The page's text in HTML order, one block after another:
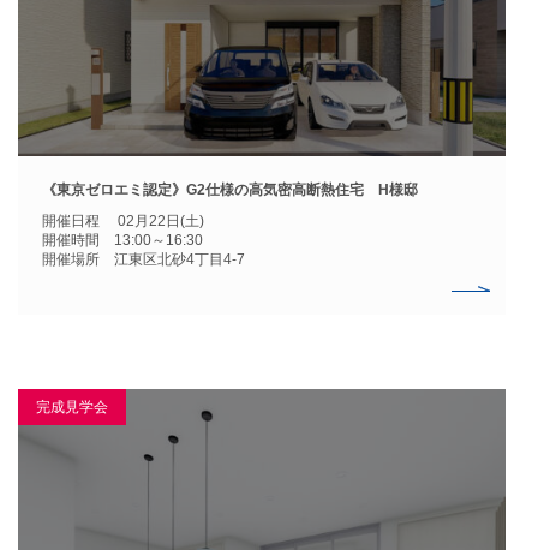
《東京ゼロエミ認定》G2仕様の高気密高断熱住宅 H様邸
開催日程 02月22日(土)
開催時間 13:00～16:30
開催場所 江東区北砂4丁目4-7
完成見学会